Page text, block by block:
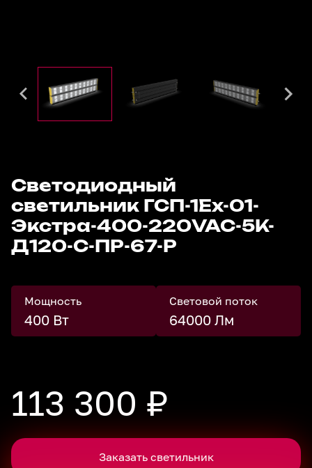
Светодиодный
светильник ГСП-1Ех-01-
Экстра-400-220VAC-5К-
Д120-С-ПР-67-Р
Мощность
400 Вт
Световой поток
64000 Лм
113 300 ₽
Заказать светильник